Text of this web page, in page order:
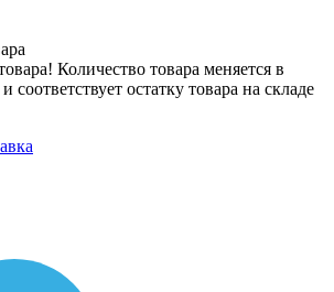
Количество товара меняется в
соответствует остатку товара на складе